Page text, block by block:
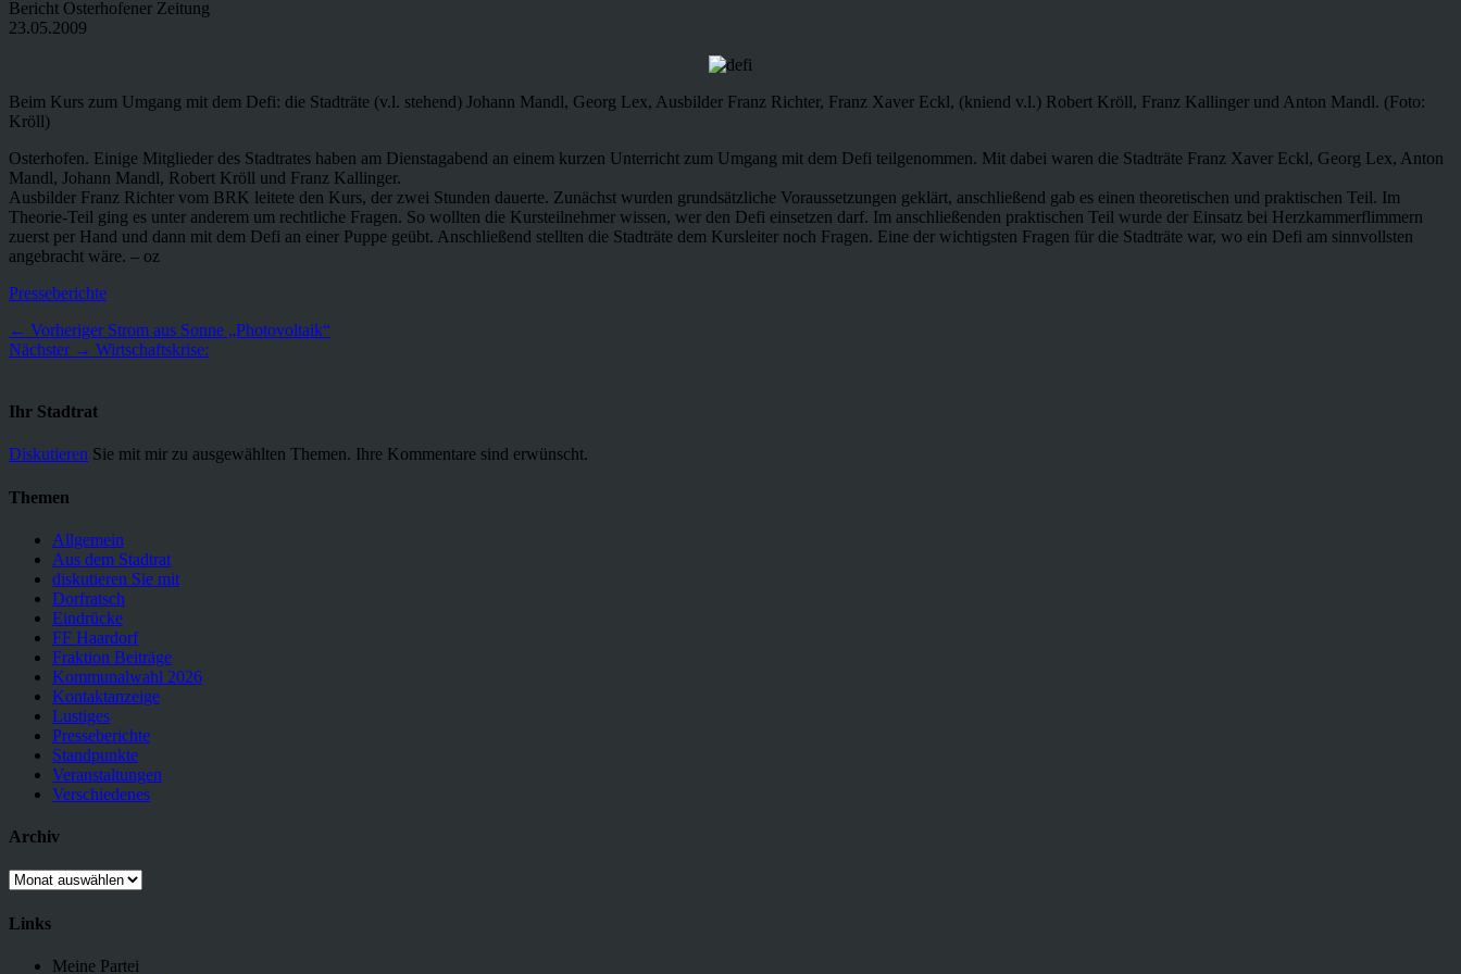
Bericht Osterhofener Zeitung
23.05.2009
Beim Kurs zum Umgang mit dem Defi: die Stadträte (v.l. stehend) Johann Mandl, Georg Lex, Ausbilder Franz Richter, Franz Xaver Eckl, (kniend v.l.) Robert Kröll, Franz Kallinger und Anton Mandl. (Foto:
Kröll)
Osterhofen. Einige Mitglieder des Stadtrates haben am Dienstagabend an einem kurzen Unterricht zum Umgang mit dem Defi teilgenommen. Mit dabei waren die Stadträte Franz Xaver Eckl, Georg Lex, Anton
Mandl, Johann Mandl, Robert Kröll und Franz Kallinger.
Ausbilder Franz Richter vom BRK leitete den Kurs, der zwei Stunden dauerte. Zunächst wurden grundsätzliche Voraussetzungen geklärt, anschließend gab es einen theoretischen und praktischen Teil. Im
Theorie-Teil ging es unter anderem um rechtliche Fragen. So wollten die Kursteilnehmer wissen, wer den Defi einsetzen darf. Im anschließenden praktischen Teil wurde der Einsatz bei Herzkammerflimmern
zuerst per Hand und dann mit dem Defi an einer Puppe geübt. Anschließend stellten die Stadträte dem Kursleiter noch Fragen. Eine der wichtigsten Fragen für die Stadträte war, wo ein Defi am sinnvollsten
angebracht wäre. – oz
Kategorien
Presseberichte
Beitragsnavigation
← Vorheriger Vorheriger
Beitrag:
Strom aus Sonne „Photovoltaik“
Nächster → Nächster
Wirtschaftskrise:
Ihr Stadtrat
Diskutieren Sie mit mir zu ausgewählten Themen. Ihre Kommentare sind erwünscht.
Themen
Allgemein
Aus dem Stadtrat
diskutieren Sie mit
Dorfratsch
Eindrücke
FF Haardorf
Fraktion Beiträge
Kommunalwahl 2026
Kontaktanzeige
Lustiges
Presseberichte
Standpunkte
Veranstaltungen
Verschiedenes
Archiv
Archiv
Links
Meine Partei